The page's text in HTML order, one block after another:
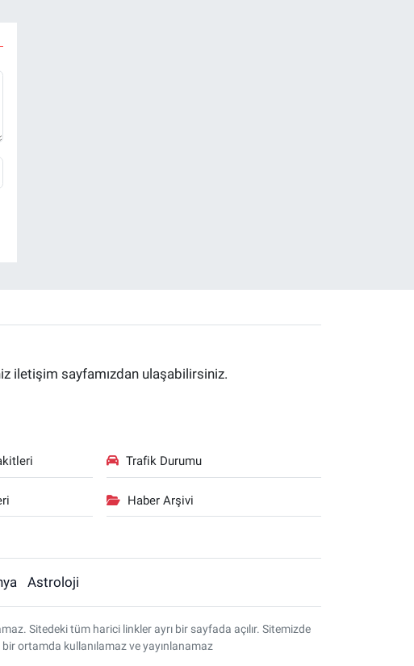
iletişim sayfamızdan ulaşabilirsiniz.
Trafik Durumu
Haber Arşivi
Astroloji
Sitedeki tüm harici linkler ayrı bir sayfada açılır. Sitemizde
ortamda kullanılamaz ve yayınlanamaz